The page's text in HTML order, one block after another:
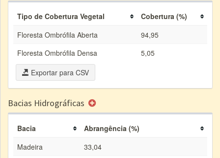
Tipo de Cobertura Vegetal
Cobertura (%)
Floresta Ombrófila Aberta
94,95
Floresta Ombrófila Densa
5,05
Exportar para CSV
Bacias Hidrográficas
Bacia
Abrangência (%)
Madeira
33,04